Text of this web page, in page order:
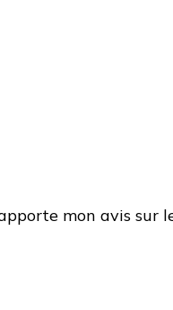
mon avis sur